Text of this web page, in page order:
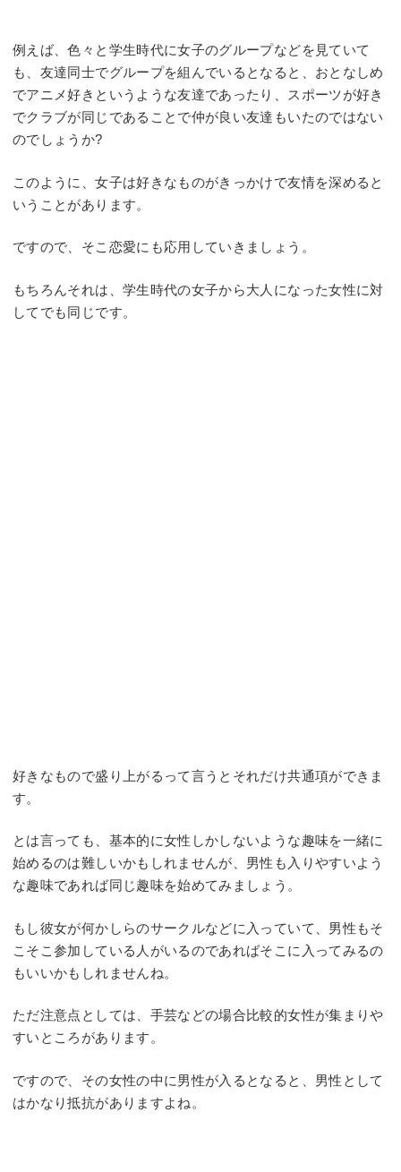
例えば、色々と学生時代に女子のグループなどを見ていて
も、友達同士でグループを組んでいるとなると、おとなしめ
でアニメ好きというような友達であったり、スポーツが好き
でクラブが同じであることで仲が良い友達もいたのではない
のでしょうか?
このように、女子は好きなものがきっかけで友情を深めると
いうことがあります。
ですので、そこ恋愛にも応用していきましょう。
もちろんそれは、学生時代の女子から大人になった女性に対
してでも同じです。
好きなもので盛り上がるって言うとそれだけ共通項ができま
す。
とは言っても、基本的に女性しかしないような趣味を一緒に
始めるのは難しいかもしれませんが、男性も入りやすいよう
な趣味であれば同じ趣味を始めてみましょう。
もし彼女が何かしらのサークルなどに入っていて、男性もそ
こそこ参加している人がいるのであればそこに入ってみるの
もいいかもしれませんね。
ただ注意点としては、手芸などの場合比較的女性が集まりや
すいところがあります。
ですので、その女性の中に男性が入るとなると、男性として
はかなり抵抗がありますよね。